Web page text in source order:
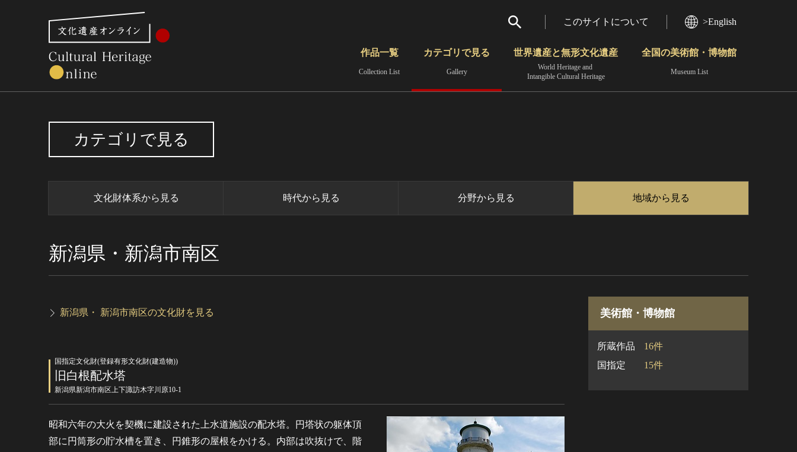
さらに詳細検索
このサイトについて >English
作品一覧
Collection List
カテゴリで見る
Gallery
世界遺産と無形文化遺産
World Heritage and
Intangible Cultural Heritage
全国の美術館・博物館
Museum List
カテゴリで見る
文化財体系から見る 時代から見る 分野から見る 地域から見る
新潟県・新潟市南区
新潟県・ 新潟市南区の文化財を見る
国指定文化財(登録有形文化財(建造物))
旧白根配水塔
新潟県新潟市南区上下諏訪木字川原10-1
昭和六年の大火を契機に建設された上水道施設の配水塔。円塔状の躯体頂
部に円筒形の貯水槽を置き、円錐形の屋根をかける。内部は吹抜けで、階
美術館・博物館
所蔵作品
16件
国指定
15件